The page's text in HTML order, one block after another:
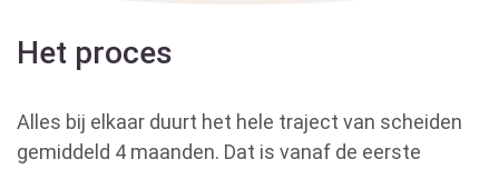
Het proces
Alles bij elkaar duurt het hele traject van scheiden
gemiddeld 4 maanden. Dat is vanaf de eerste